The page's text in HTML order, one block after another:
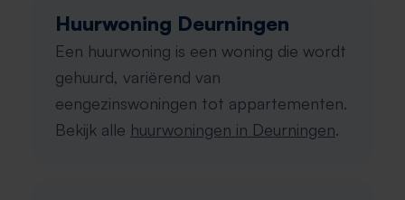
Huurwoning Deurningen
Een huurwoning is een woning die wordt
gehuurd, variërend van
eengezinswoningen tot appartementen.
Bekijk alle huurwoningen in Deurningen.